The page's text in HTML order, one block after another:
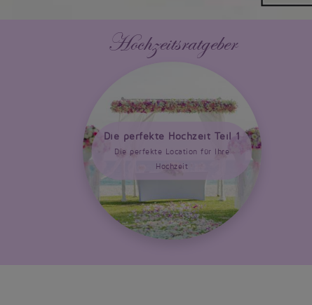
Hochzeitsratgeber
Die perfekte Hochzeit Teil 1
Die perfekte Location für Ihre
Hochzeit